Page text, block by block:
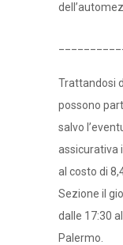
Trattandosi
possono
salvo
assicurativa
al costo di
Sezione il
dalle 17:30
Palermo.